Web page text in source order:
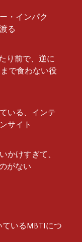
・インパク
る
り前で、逆に
で食わない役
いる、インテ
サイト
かけすぎて、
がない
いるMBTIにつ